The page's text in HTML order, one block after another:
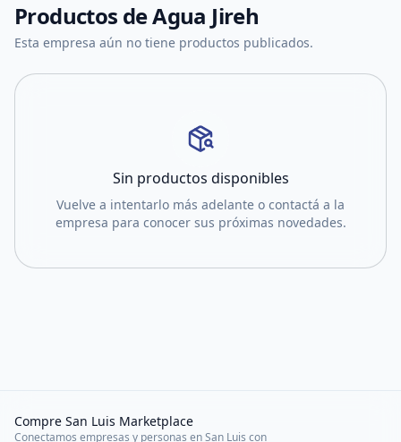
Productos deAgua Jireh
Esta empresa aún no tiene productos publicados.
Sin productos disponibles
Vuelve a intentarlo más adelante o contactá a la
empresa para conocer sus próximas novedades.
Compre San Luis Marketplace
Conectamos empresas y personas en San Luis con